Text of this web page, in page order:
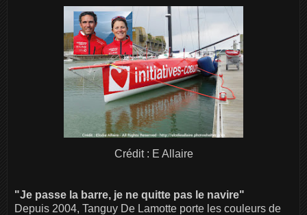
Crédit : E Allaire
"Je passe la barre, je ne quitte pas le navire"
Depuis 2004, Tanguy De Lamotte porte les couleurs de